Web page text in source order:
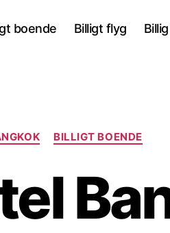
boende Billigt flyg
Kategorier
BILLIGT BOENDE